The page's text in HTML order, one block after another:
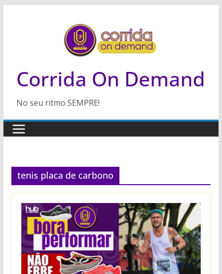
Corrida On Demand
No seu ritmo SEMPRE!
tenis placa de carbono